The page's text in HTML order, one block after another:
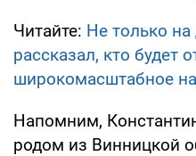
Читайте: Не только
рассказал, кто будет
широкомасштабное
Напомним,
родом из Винницкой